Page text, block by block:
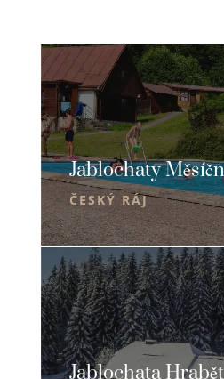
Jablochaty
ČESKÝ RÁJ
Jablochata